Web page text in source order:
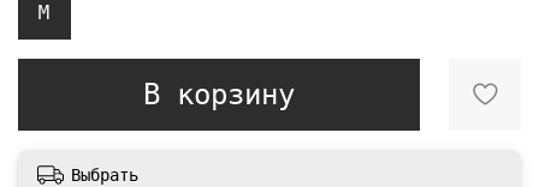
В корзину
M
Выбрать